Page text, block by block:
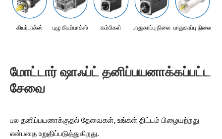
கியர்பாக்ஸ் புழு கியர்பாக்ஸ் கம்பிகள் பாதுகாப்பு நிலை பாதுகாப்பு நிலை
மோட்டார் ஷாஃப்ட் தனிப்பயனாக்கப்பட்ட
சேவை
பல தனிப்பயனாக்குதல் தேவைகள், உங்கள் திட்டம் பிழையற்றது
என்பதை உறுதிப்படுத்துகிறது.